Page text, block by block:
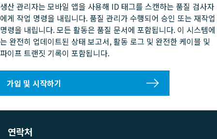
생산 관리자는 모바일 앱을 사용해 ID 태그를 스캔하는 품질 검사자
에게 작업 명령을 내립니다. 품질 관리가 수행되어 승인 또는 재작업
명령을 내립니다. 모든 활동은 품질 문서에 포함됩니다. 이 시스템에
는 완전히 업데이트된 상태 보고서, 활동 로그 및 완전한 케이블 및
파이프 트랜짓 기록이 포함됩니다.
가입 및 시작하기
연락처